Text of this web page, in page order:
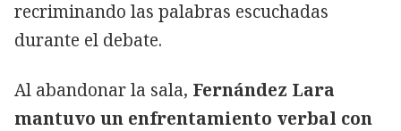
recriminando las palabras escuchadas
durante el debate.
Al abandonar la sala, Fernández Lara
mantuvo un enfrentamiento verbal con